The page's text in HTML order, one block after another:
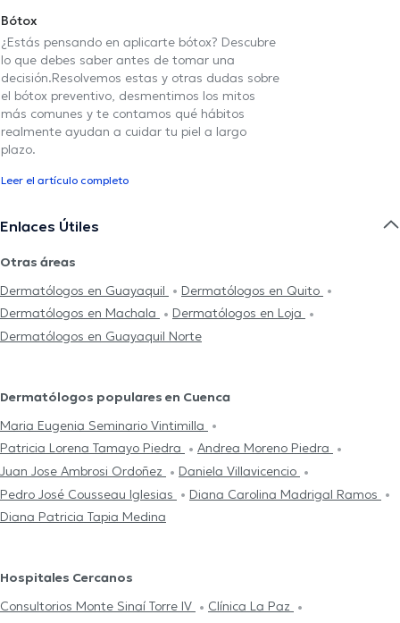
Bótox
¿Estás pensando en aplicarte bótox? Descubre
lo que debes saber antes de tomar una
decisión.Resolvemos estas y otras dudas sobre
el bótox preventivo, desmentimos los mitos
más comunes y te contamos qué hábitos
realmente ayudan a cuidar tu piel a largo
plazo.
Leer el artículo completo
Enlaces Útiles
Otras áreas
Dermatólogos en Guayaquil
Dermatólogos en Quito
Dermatólogos en Machala
Dermatólogos en Loja
Dermatólogos en Guayaquil Norte
Dermatólogos populares en Cuenca
Maria Eugenia Seminario Vintimilla
Patricia Lorena Tamayo Piedra
Andrea Moreno Piedra
Juan Jose Ambrosi Ordoñez
Daniela Villavicencio
Pedro José Cousseau Iglesias
Diana Carolina Madrigal Ramos
Diana Patricia Tapia Medina
Hospitales Cercanos
Consultorios Monte Sinaí Torre IV
Clínica La Paz